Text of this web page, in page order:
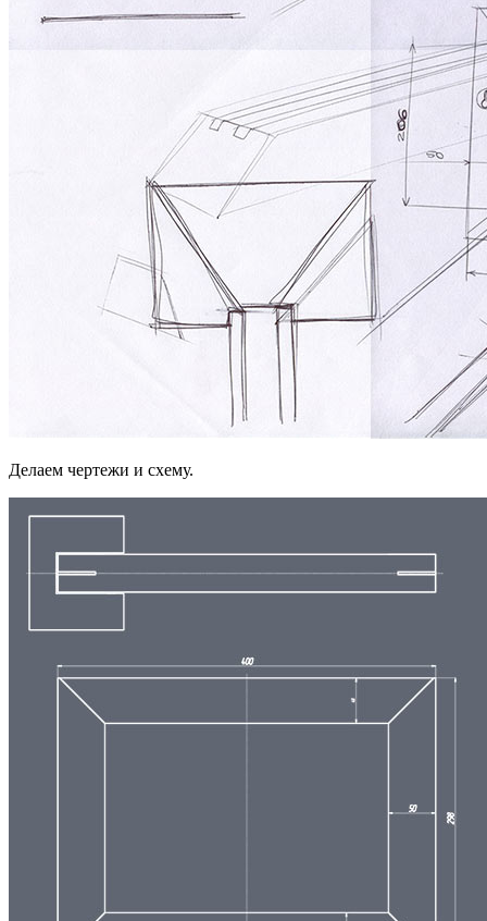
Делаем чертежи и схему.